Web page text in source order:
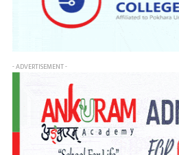
- ADVERTISEMENT -